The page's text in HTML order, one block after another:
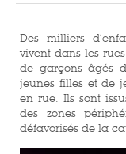
Des milliers
vivent dans les
de garçons âgés
jeunes filles et de
en rue. Ils sont
des zones
défavorisés de la